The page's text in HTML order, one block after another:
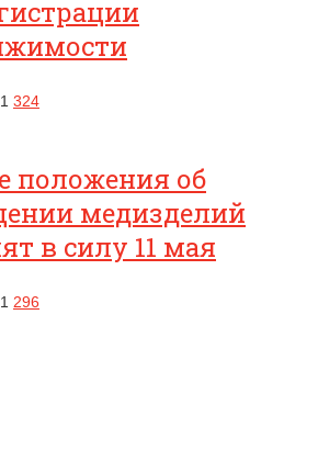
324
положения об
медизделий
в силу 11 мая
296